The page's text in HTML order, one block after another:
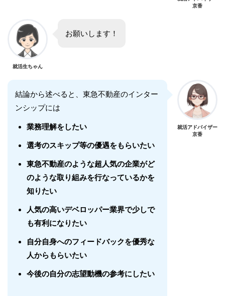
京香
就活生ちゃん
お願いします！
結論から述べると、東急不動産のインター
ンシップには
業務理解をしたい
選考のスキップ等の優遇をもらいたい
東急不動産のような超人気の企業がど
のような取り組みを行なっているかを
知りたい
人気の高いデベロッパー業界で少しで
も有利になりたい
自分自身へのフィードバックを優秀な
人からもらいたい
今後の自分の志望動機の参考にしたい
就活アドバイザー
京香